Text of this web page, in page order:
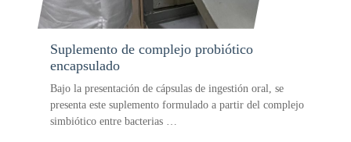
Suplemento de complejo probiótico
encapsulado
Bajo la presentación de cápsulas de ingestión oral, se
presenta este suplemento formulado a partir del complejo
simbiótico entre bacterias …